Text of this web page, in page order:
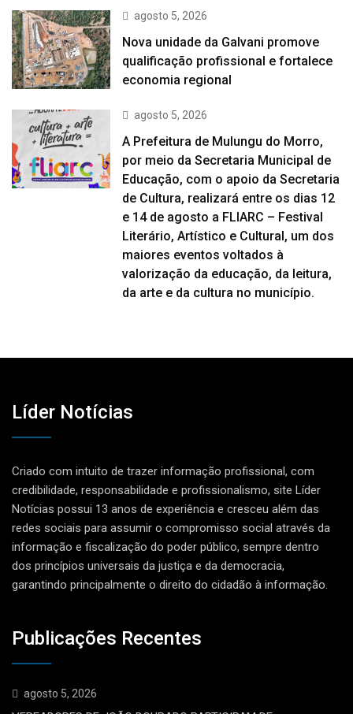
agosto 5, 2026
Nova unidade da Galvani promove
qualificação profissional e fortalece
economia regional
agosto 5, 2026
A Prefeitura de Mulungu do Morro,
por meio da Secretaria Municipal de
Educação, com o apoio da Secretaria
de Cultura, realizará entre os dias 12
e 14 de agosto a FLIARC – Festival
Literário, Artístico e Cultural, um dos
maiores eventos voltados à
valorização da educação, da leitura,
da arte e da cultura no município.
Líder Notícias
Criado com intuito de trazer informação profissional, com
credibilidade, responsabilidade e profissionalismo, site Líder
Notícias possui 13 anos de experiência e cresceu além das
redes sociais para assumir o compromisso social através da
informação e fiscalização do poder público, sempre dentro
dos princípios universais da justiça e da democracia,
garantindo principalmente o direito do cidadão à informação.
Publicações Recentes
agosto 5, 2026